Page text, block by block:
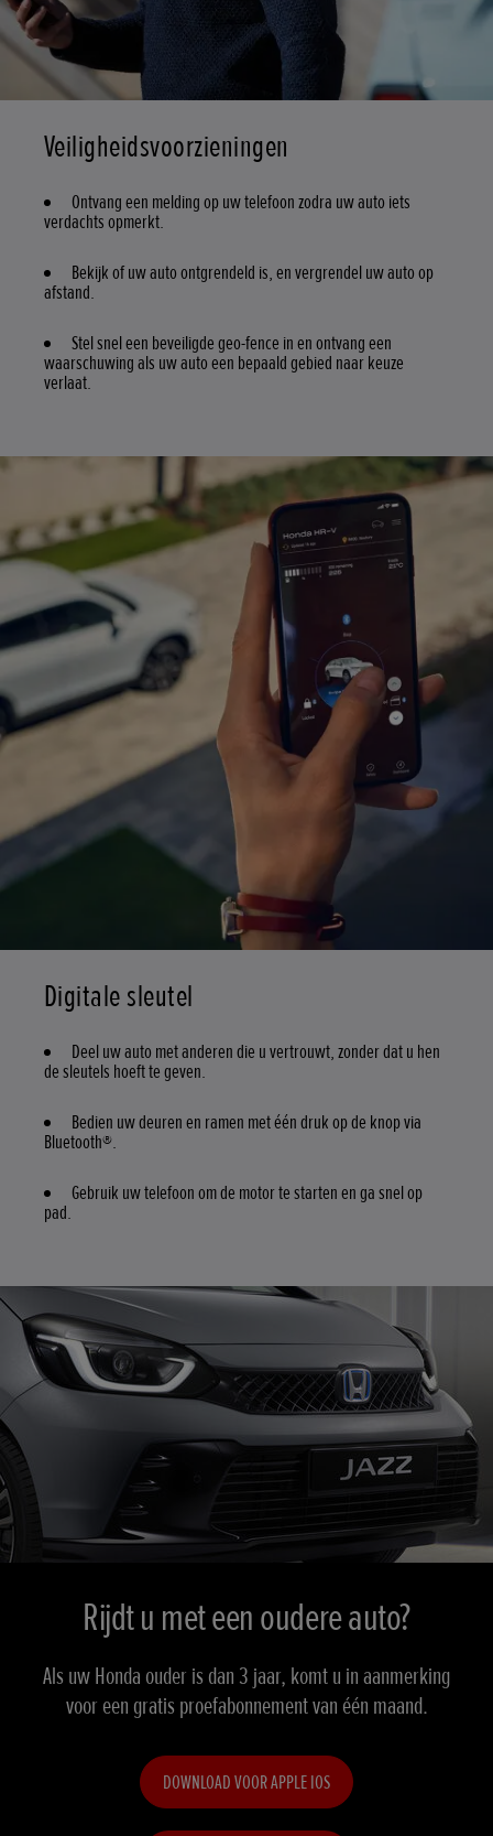
Veiligheidsvoorzieningen
Ontvang een melding op uw telefoon zodra uw auto iets
verdachts opmerkt.
Bekijk of uw auto ontgrendeld is, en vergrendel uw auto op
afstand.
Stel snel een beveiligde geo-fence in en ontvang een
waarschuwing als uw auto een bepaald gebied naar keuze
verlaat.
Digitale sleutel
Deel uw auto met anderen die u vertrouwt, zonder dat u hen
de sleutels hoeft te geven.
Bedien uw deuren en ramen met één druk op de knop via
Bluetooth®.
Gebruik uw telefoon om de motor te starten en ga snel op
pad.
Rijdt u met een oudere auto?
Als uw Honda ouder is dan 3 jaar, komt u in aanmerking
voor een gratis proefabonnement van één maand.
DOWNLOAD VOOR APPLE IOS